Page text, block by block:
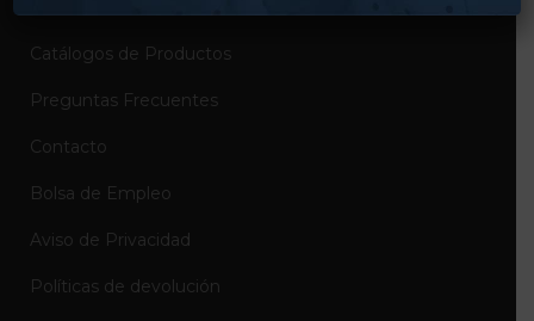
Catálogos de Productos
Preguntas Frecuentes
Contacto
Bolsa de Empleo
Aviso de Privacidad
Políticas de devolución